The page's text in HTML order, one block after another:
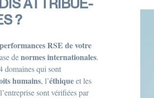
?
RSE de votre
denormes internationales.
domaines qui sont
humains, l’éthiqueet les
sont vérifiées par